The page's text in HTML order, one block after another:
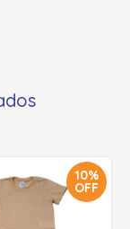
10%
OFF